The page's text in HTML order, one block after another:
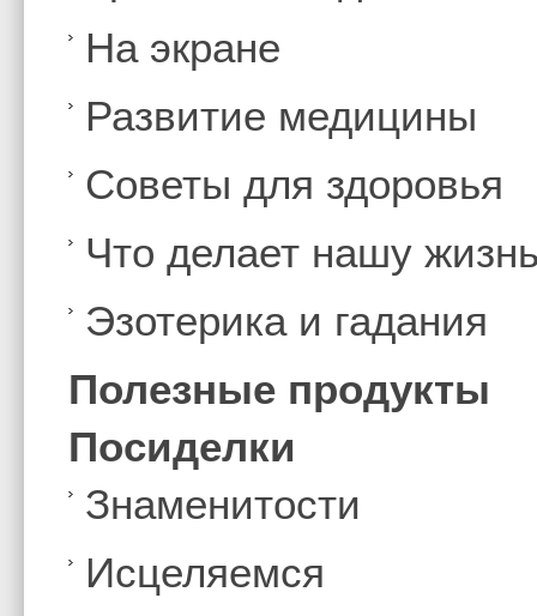
На экране
Развитие медицины
Советы для здоровья
Что делает нашу
Эзотерика и гадания
Полезные продукты
Посиделки
Знаменитости
Иcцеляемся